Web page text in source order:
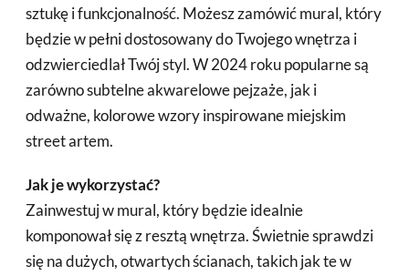
sztukę i funkcjonalność. Możesz zamówić mural, który
będzie w pełni dostosowany do Twojego wnętrza i
odzwierciedlał Twój styl. W 2024 roku popularne są
zarówno subtelne akwarelowe pejzaże, jak i
odważne, kolorowe wzory inspirowane miejskim
street artem.
Jak je wykorzystać?
Zainwestuj w mural, który będzie idealnie
komponował się z resztą wnętrza. Świetnie sprawdzi
się na dużych, otwartych ścianach, takich jak te w